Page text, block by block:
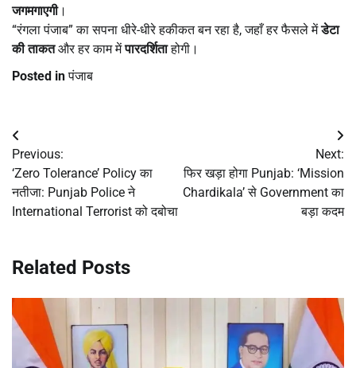
जगमगाएगी।
“रंगला पंजाब” का सपना धीरे-धीरे हकीकत बन रहा है, जहाँ हर फैसले मेंडेटा
की ताकतऔर हर काम मेंपारदर्शिताहोगी।
Posted inपंजाब
Post
navigation
Previous:
‘Zero Tolerance’ Policy का
नतीजा: Punjab Police ने
International Terrorist को दबोचा
Next:
फिर खड़ा होगा Punjab: ‘Mission
Chardikala’ से Government का
बड़ा कदम
Related Posts